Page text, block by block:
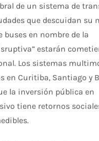
de un sistema de
que descuidan su
buses en nombre de la
estarán
Los sistemas
en Curitiba, Santiago y
la inversión pública en
tiene retornos